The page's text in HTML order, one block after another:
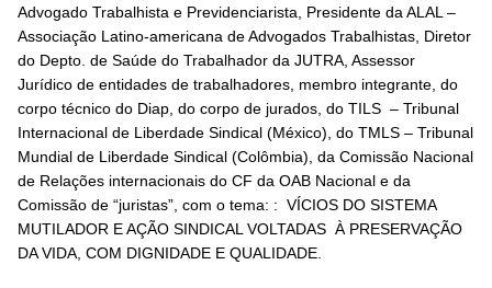
Advogado Trabalhista e Previdenciarista, Presidente da ALAL –
Associação Latino-americana de Advogados Trabalhistas, Diretor
do Depto. de Saúde do Trabalhador da JUTRA, Assessor
Jurídico de entidades de trabalhadores, membro integrante, do
corpo técnico do Diap, do corpo de jurados, do TILS – Tribunal
Internacional de Liberdade Sindical (México), do TMLS – Tribunal
Mundial de Liberdade Sindical (Colômbia), da Comissão Nacional
de Relações internacionais do CF da OAB Nacional e da
Comissão de “juristas”, com o tema: : VÍCIOS DO SISTEMA
MUTILADOR E AÇÃO SINDICAL VOLTADAS À PRESERVAÇÃO
DA VIDA, COM DIGNIDADE E QUALIDADE.